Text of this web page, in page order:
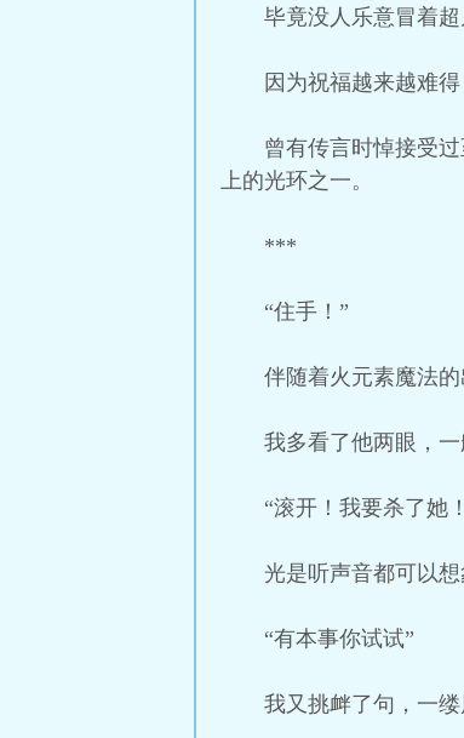
毕竟没人乐意冒着
因为祝福越来越难
曾有传言时悼接受
上的光环之一。
***
“住手！”
伴随着火元素魔法
我多看了他两眼，
“滚开！我要杀了她
光是听声音都可以想
“有本事你试试”
我又挑衅了句，一